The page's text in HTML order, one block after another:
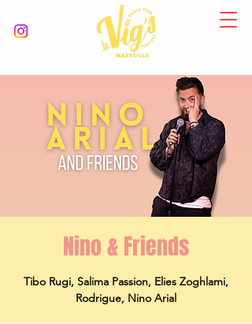
Nino & Friends
Tibo Rugi, Salima Passion, Elies Zoghlami,
Rodrigue, Nino Arial